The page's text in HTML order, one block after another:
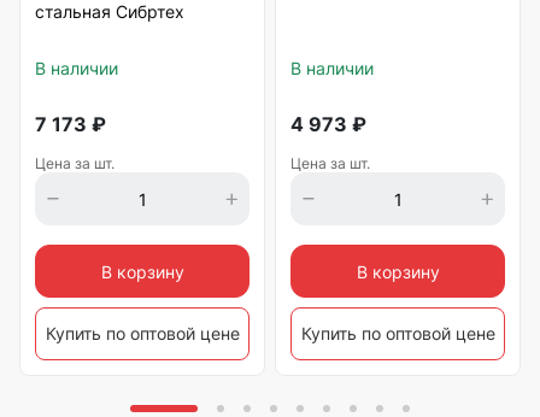
стальная Сибртех
В наличии
7 173 ₽
Цена за шт.
В корзину
Купить по оптовой цене
В наличии
4 973 ₽
Цена за шт.
В корзину
Купить по оптовой цене